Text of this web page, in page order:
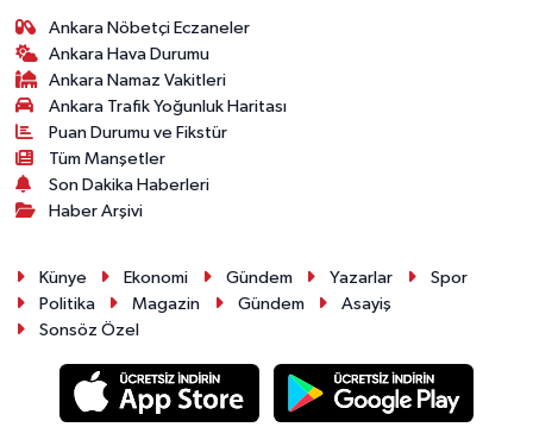
Ankara Nöbetçi Eczaneler
Ankara Hava Durumu
Ankara Namaz Vakitleri
Ankara Trafik Yoğunluk Haritası
Puan Durumu ve Fikstür
Tüm Manşetler
Son Dakika Haberleri
Haber Arşivi
Künye Ekonomi Gündem Yazarlar
Spor
Politika
Magazin Gündem
Asayiş
Sonsöz Özel